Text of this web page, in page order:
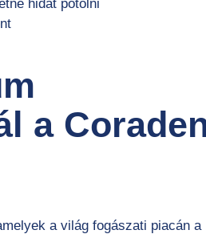
hidat pótolni
a
a világ fogászati piacán a